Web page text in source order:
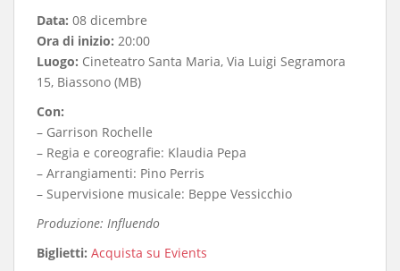
Data: 08 dicembre
Ora di inizio: 20:00
Luogo: Cineteatro Santa Maria, Via Luigi Segramora
15, Biassono (MB)
Con:
– Garrison Rochelle
– Regia e coreografie: Klaudia Pepa
– Arrangiamenti: Pino Perris
– Supervisione musicale: Beppe Vessicchio
Produzione: Influendo
Biglietti: Acquista su Evients